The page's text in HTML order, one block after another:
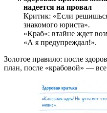
надеется на провал
Критик: «Если
знакомого юриста».
«Краб»: втайне ждет
«А я предупреждал!».
Золотое правило: после
план, после «крабовой» — все